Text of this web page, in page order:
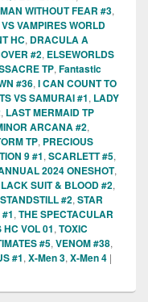
WITHOUT FEAR #3,
VAMPIRES WORLD
HC, DRACULA A
#2, ELSEWORLDS
TP, Fantastic
#36, I CAN COUNT TO
VS SAMURAI #1, LADY
, LAST MERMAID TP
ARCANA #2,
TP, PRECIOUS
9 #1, SCARLETT #5,
2024 ONESHOT,
SUIT & BLOOD #2,
STANDSTILL #2, STAR
, THE SPECTACULAR
VOL 01, TOXIC
#5, VENOM #38,
#1, X-Men 3, X-Men 4 |